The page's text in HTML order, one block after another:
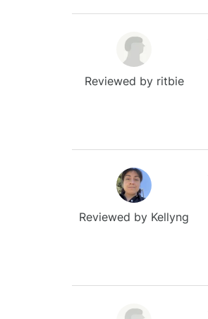
Reviewed by ritbie
Reviewed by Kellyng